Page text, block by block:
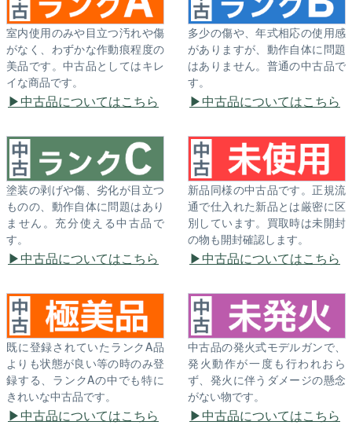
室内使用のみや目立つ汚れや傷
がなく、わずかな作動痕程度の
美品です。中古品としてはキレ
イな商品です。
中古品についてはこちら
多少の傷や、年式相応の使用感
がありますが、動作自体に問題
はありません。普通の中古品で
す。
中古品についてはこちら
塗装の剥げや傷、劣化が目立つ
ものの、動作自体に問題はあり
ません。充分使える中古品で
す。
中古品についてはこちら
新品同様の中古品です。正規流
通で仕入れた新品とは厳密に区
別しています。買取時は未開封
の物も開封確認します。
中古品についてはこちら
既に登録されていたランクA品
よりも状態が良い等の時のみ登
録する、ランクAの中でも特に
きれいな中古品です。
中古品についてはこちら
中古品の発火式モデルガンで、
発火動作が一度も行われおら
ず、発火に伴うダメージの懸念
がない物です。
中古品についてはこちら